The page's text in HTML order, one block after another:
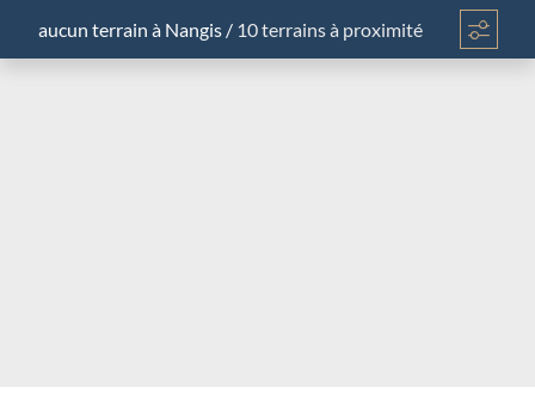
aucun terrain à Nangis / 10 terrains à proximité